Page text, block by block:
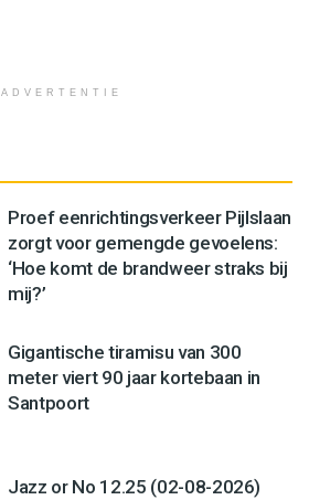
ADVERTENTIE
Proef eenrichtingsverkeer Pijlslaan
zorgt voor gemengde gevoelens:
‘Hoe komt de brandweer straks bij
mij?’
Gigantische tiramisu van 300
meter viert 90 jaar kortebaan in
Santpoort
Jazz or No 12.25 (02-08-2026)